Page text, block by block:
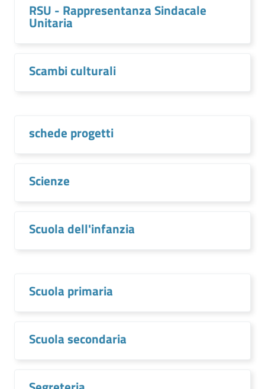
RSU - Rappresentanza Sindacale
Unitaria
Scambi culturali
schede progetti
Scienze
Scuola dell'infanzia
Scuola primaria
Scuola secondaria